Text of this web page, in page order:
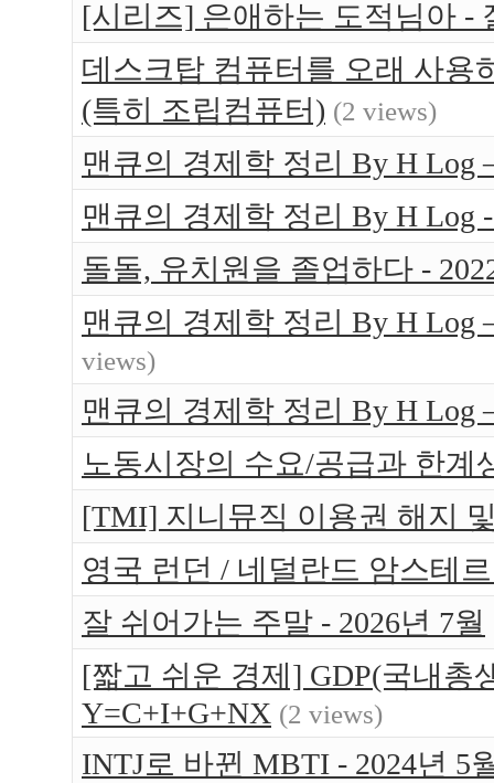
[시리즈] 은애하는 도적님아 -
데스크탑 컴퓨터를 오래 사용
(특히 조립컴퓨터) (2 views)
맨큐의 경제학 정리 By H Log
맨큐의 경제학 정리 By H Log
돌돌, 유치원을 졸업하다 -
맨큐의 경제학 정리 By H Log
views)
맨큐의 경제학 정리 By H Log
노동시장의 수요/공급과 한계
[TMI] 지니뮤직 이용권 해지
영국 런던 / 네덜란드 암스테
잘 쉬어가는 주말 - 2026년 7월
[짧고 쉬운 경제] GDP(국내총
Y=C+I+G+NX (2 views)
INTJ로 바뀐 MBTI - 2024년 5